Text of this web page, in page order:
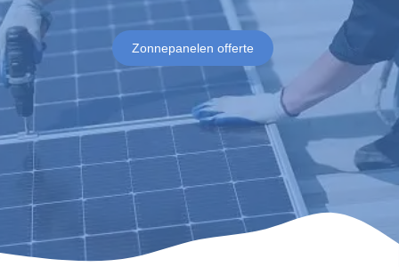
Zonnepanelen offerte